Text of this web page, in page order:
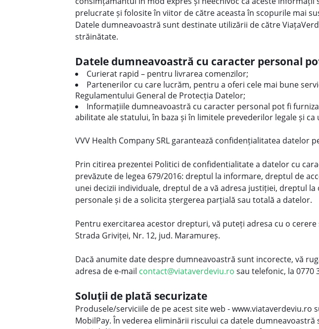
prelucrate și folosite în viitor de către aceasta în scopurile mai
Datele dumneavoastră sunt destinate utilizării de către
străinătate.
Datele dumneavoastră cu caracter personal
Curierat rapid – pentru livrarea comenzilor;
Partenerilor cu care lucrăm, pentru a oferi cele mai bune
Regulamentului General de Protecția Datelor;
Informațiile dumneavoastră cu caracter personal pot fi
abilitate ale statului, în baza și în limitele prevederilor legale și
VVV Health Company SRL garantează confidențialitatea
Prin citirea prezentei Politici de confidentialitate a datelor cu
prevăzute de legea 679/2016: dreptul la informare, dreptul de
unei decizii individuale, dreptul de a vă adresa justiției, dreptul
personale și de a solicita ștergerea parțială sau totală a datelor.
Pentru exercitarea acestor drepturi, vă puteți adresa cu o cerere
Strada Griviței, Nr. 12, jud. Maramureș.
Dacă anumite date despre dumneavoastră sunt incorecte, vă
adresa de e-mail contact@viataverdeviu.ro sau telefonic, la 0770
Soluții de plată securizate
Produsele/serviciile de pe acest site web -
MobilPay. În vederea eliminării riscului ca datele